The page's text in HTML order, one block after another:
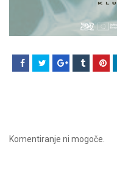
Komentiranje ni mogoče.